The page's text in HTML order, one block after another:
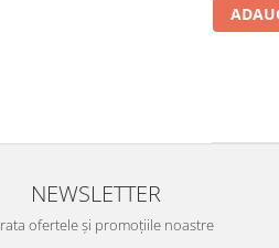
NEWSLETTER
ofertele și promoțiile noastre